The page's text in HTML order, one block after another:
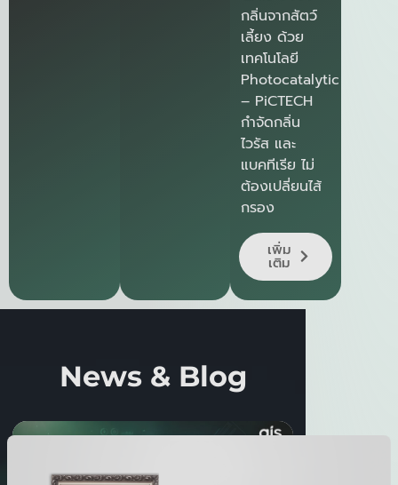
กลิ่นจากสัตว์
เลี้ยง ด้วย
เทคโนโลยี
Photocatalytic
– PiCTECH
กำจัดกลิ่น
ไวรัส และ
แบคทีเรีย ไม่
ต้องเปลี่ยนไส้
กรอง
เพิ่ม
เติม
News & Blog